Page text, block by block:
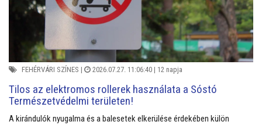
FEHÉRVÁRI SZÍNES | 2026.07.27. 11:06:40 | 12 napja
Tilos az elektromos rollerek használata a Sóstó
Természetvédelmi területen!
A kirándulók nyugalma és a balesetek elkerülése érdekében külön